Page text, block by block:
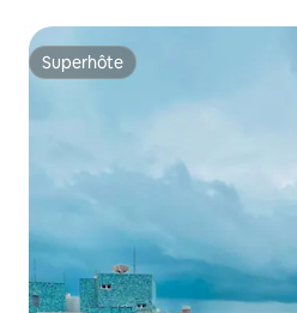
Superhôte
Superhôte